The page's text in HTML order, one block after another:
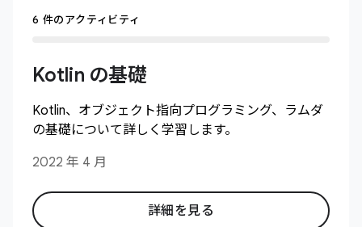
6 件のアクティビティ
Kotlin の基礎
Kotlin、オブジェクト指向プログラミング、ラムダ
の基礎について詳しく学習します。
2022 年 4 月
詳細を見る